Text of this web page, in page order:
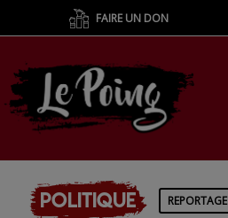
FAIRE UN DON
Politique REPORTAGE